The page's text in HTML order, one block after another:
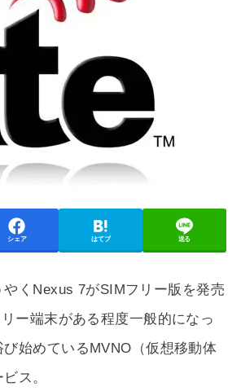
シェア はてブ 送る
やくNexus 7がSIMフリー版を発売
ー端末がある程度一般的になっ
始めているMVNO（仮想移動体
ス。